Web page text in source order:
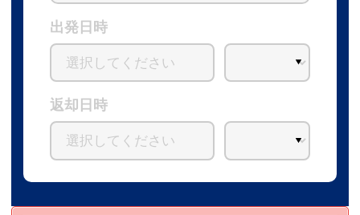
出発日時
返却日時